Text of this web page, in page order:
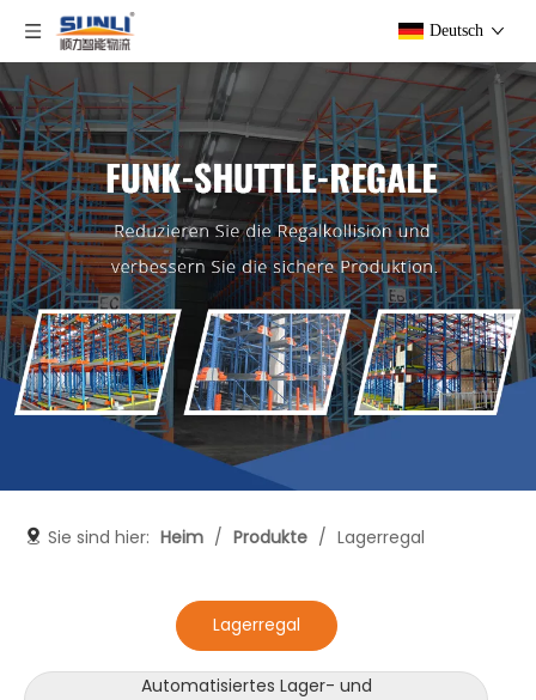
Deutsch
Sie sind hier: Heim / Produkte / Lagerregal
Lagerregal
Automatisiertes Lager- und